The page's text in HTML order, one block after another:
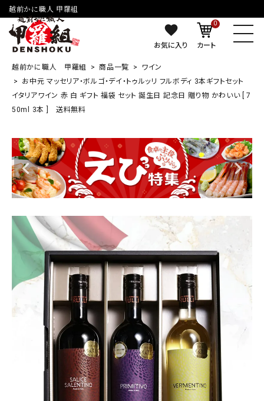
越前かに職人 甲羅組
お気に入り
0
カート
越前かに職人 甲羅組 商品一覧
ワイン
お中元 マッセリア・ボルゴ・デイ・トゥルッリ フルボディ 3本ギフトセット
イタリアワイン 赤 白 ギフト 福袋 セット 誕生日 記念日 贈り物 かわいい [ 7
50ml 3本 ] 送料無料